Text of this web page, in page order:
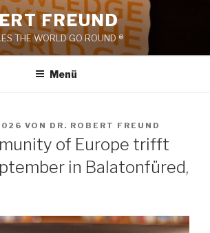
FREUND
THE WORLD GO ROUND ®
Menü
VON DR. ROBERT FREUND
of Europe trifft
in Balatonfüred,